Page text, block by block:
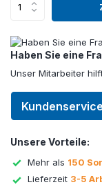
Haben Sie eine
Unser Mitarbeiter
Kundenservice
Unsere Vorteile:
Mehr als 150
Lieferzeit 3-5